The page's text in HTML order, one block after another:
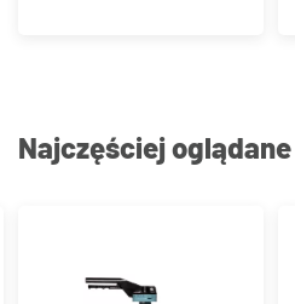
Najczęściej oglądane